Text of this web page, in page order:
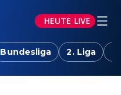
HEUTE LIVE
Bundesliga 2. Liga